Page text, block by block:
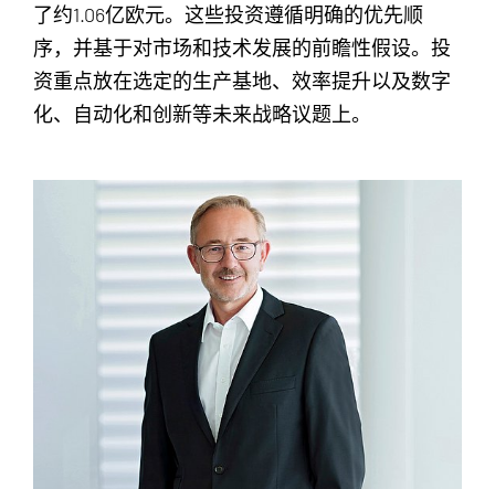
了约1.06亿欧元。这些投资遵循明确的优先顺
序，并基于对市场和技术发展的前瞻性假设。投
资重点放在选定的生产基地、效率提升以及数字
化、自动化和创新等未来战略议题上。